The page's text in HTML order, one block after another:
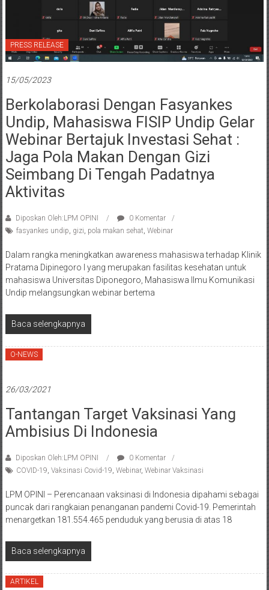
PRESS RELEASE
15/05/2023
Berkolaborasi Dengan Fasyankes
Undip, Mahasiswa FISIP Undip Gelar
Webinar Bertajuk Investasi Sehat :
Jaga Pola Makan Dengan Gizi
Seimbang Di Tengah Padatnya
Aktivitas
Diposkan Oleh:LPM OPINI
0 Komentar
fasyankes undip, gizi, pola makan sehat, Webinar
Dalam rangka meningkatkan awareness mahasiswa terhadap Klinik
Pratama Dipinegoro I yang merupakan fasilitas kesehatan untuk
mahasiswa Universitas Diponegoro, Mahasiswa Ilmu Komunikasi
Undip melangsungkan webinar bertema
Baca selengkapnya
O-NEWS
26/03/2021
Tantangan Target Vaksinasi Yang
Ambisius Di Indonesia
Diposkan Oleh:LPM OPINI
0 Komentar
COVID-19, Vaksinasi Covid-19, Webinar, Webinar Vaksinasi
LPM OPINI – Perencanaan vaksinasi di Indonesia dipahami sebagai
puncak dari rangkaian penanganan pandemi Covid-19. Pemerintah
menargetkan 181.554.465 penduduk yang berusia di atas 18
Baca selengkapnya
ARTIKEL